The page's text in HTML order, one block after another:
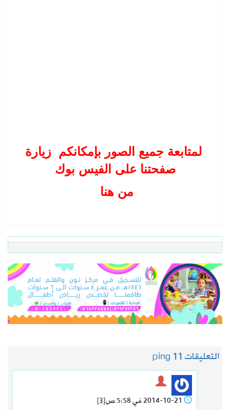
لمتابعة جميع الصور بإمكانكم زيارة
صفحتنا على الفيس بوك
من هنا
التعليقات 1 1 ping
[3]